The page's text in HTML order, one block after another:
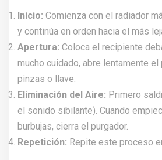
Inicio: Comienza con el radiador
y continúa en orden hacia el más
Apertura: Coloca el recipiente
mucho cuidado, abre lentamente el
pinzas o llave.
Eliminación del Aire: Primero
el sonido sibilante). Cuando
burbujas, cierra el purgador.
Repetición: Repite este proceso